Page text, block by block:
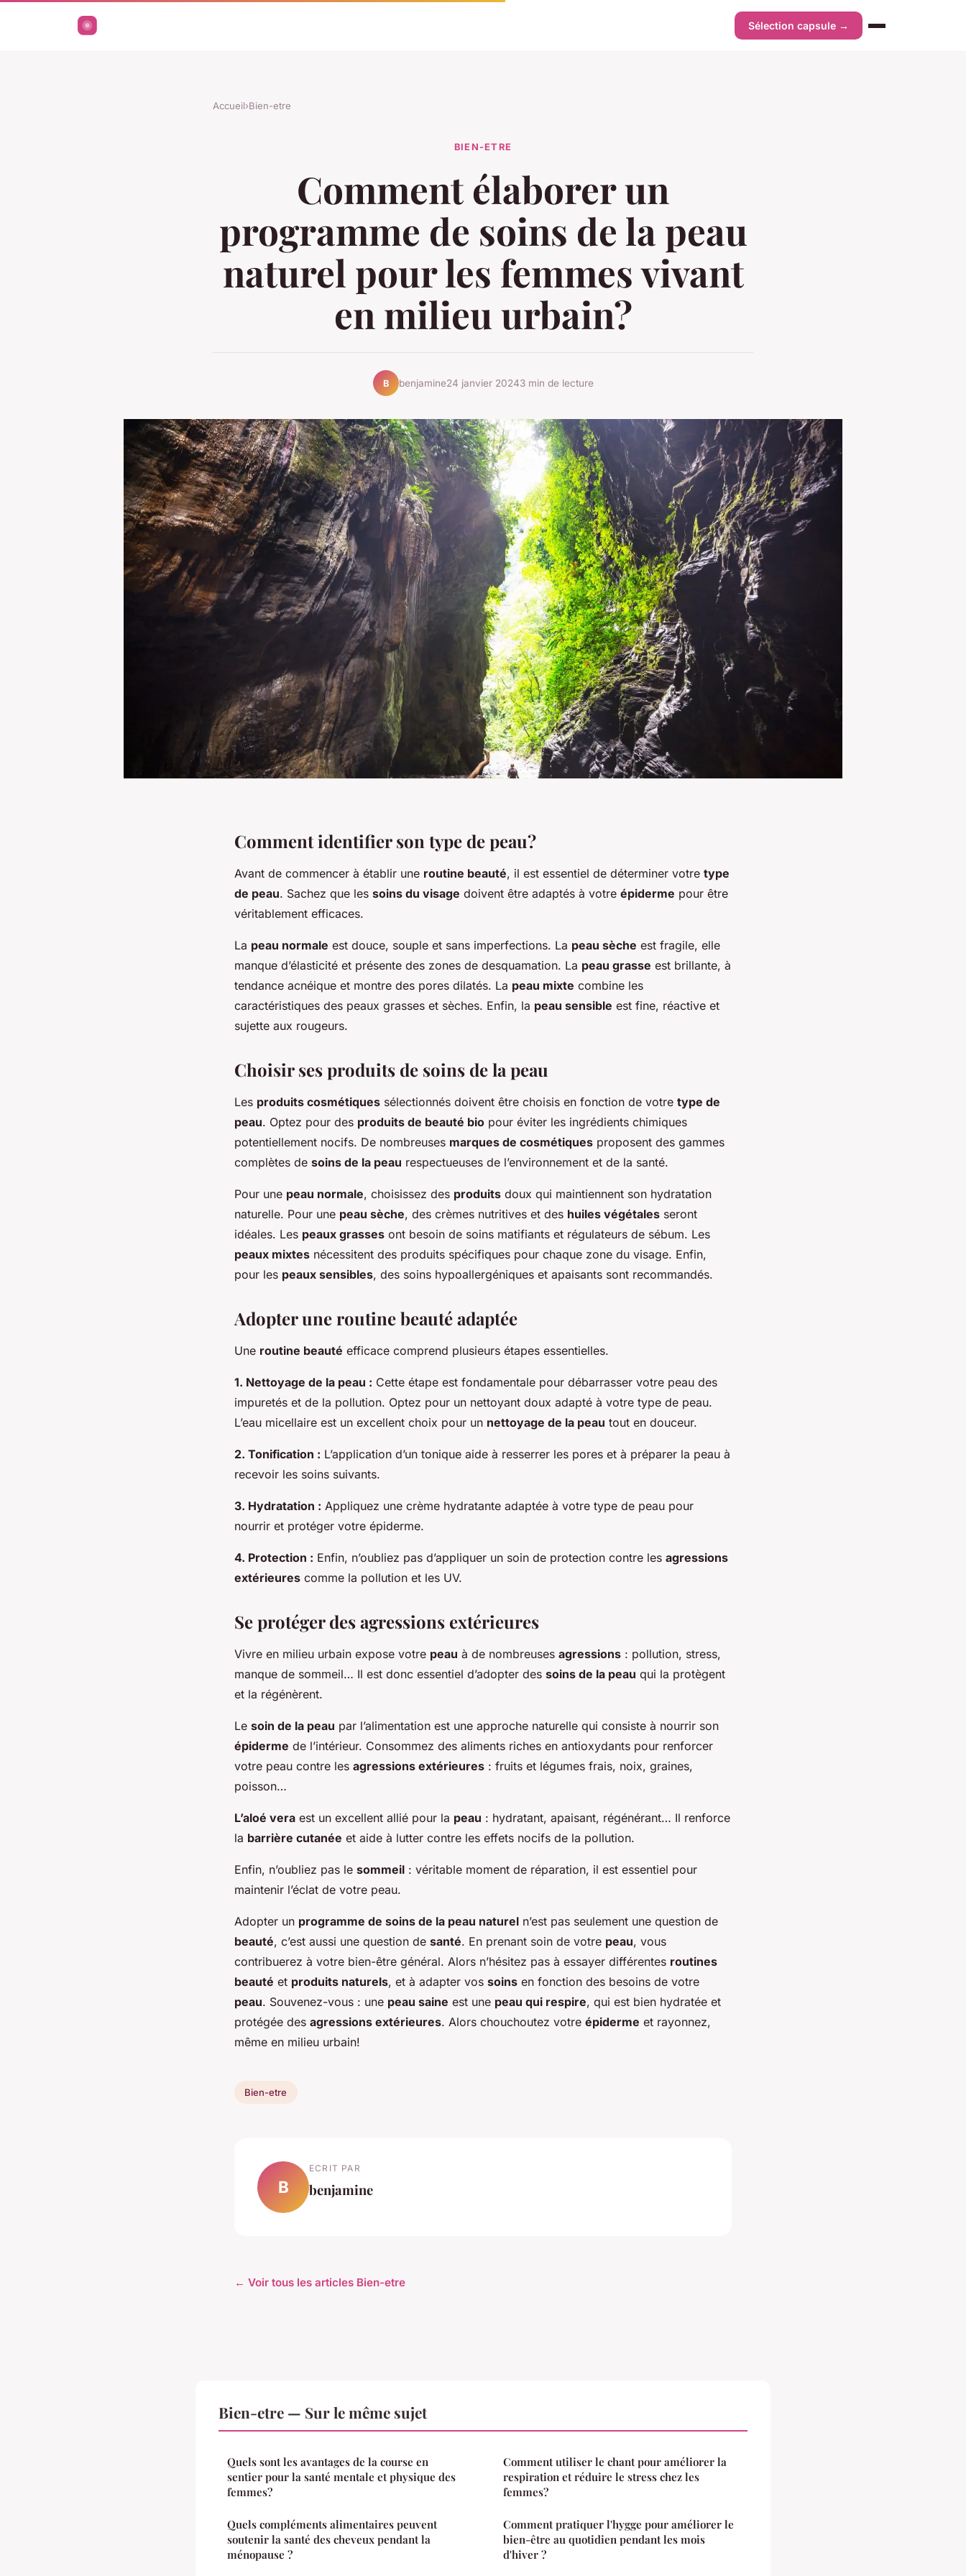
Sélection capsule →
Accueil›Bien-etre
BIEN-ETRE
Comment élaborer un
programme de soins de la peau
naturel pour les femmes vivant
en milieu urbain?
B benjamine24 janvier 20243 min de lecture
Comment identifier son type de peau?
Avant de commencer à établir une routine beauté, il est essentiel de déterminer votre type
de peau. Sachez que les soins du visage doivent être adaptés à votre épiderme pour être
véritablement efficaces.
La peau normale est douce, souple et sans imperfections. La peau sèche est fragile, elle
manque d’élasticité et présente des zones de desquamation. La peau grasse est brillante, à
tendance acnéique et montre des pores dilatés. La peau mixte combine les
caractéristiques des peaux grasses et sèches. Enfin, la peau sensible est fine, réactive et
sujette aux rougeurs.
Choisir ses produits de soins de la peau
Les produits cosmétiques sélectionnés doivent être choisis en fonction de votre type de
peau. Optez pour des produits de beauté bio pour éviter les ingrédients chimiques
potentiellement nocifs. De nombreuses marques de cosmétiques proposent des gammes
complètes de soins de la peau respectueuses de l’environnement et de la santé.
Pour une peau normale, choisissez des produits doux qui maintiennent son hydratation
naturelle. Pour une peau sèche, des crèmes nutritives et des huiles végétales seront
idéales. Les peaux grasses ont besoin de soins matifiants et régulateurs de sébum. Les
peaux mixtes nécessitent des produits spécifiques pour chaque zone du visage. Enfin,
pour les peaux sensibles, des soins hypoallergéniques et apaisants sont recommandés.
Adopter une routine beauté adaptée
Une routine beauté efficace comprend plusieurs étapes essentielles.
1. Nettoyage de la peau : Cette étape est fondamentale pour débarrasser votre peau des
impuretés et de la pollution. Optez pour un nettoyant doux adapté à votre type de peau.
L’eau micellaire est un excellent choix pour un nettoyage de la peau tout en douceur.
2. Tonification : L’application d’un tonique aide à resserrer les pores et à préparer la peau à
recevoir les soins suivants.
3. Hydratation : Appliquez une crème hydratante adaptée à votre type de peau pour
nourrir et protéger votre épiderme.
4. Protection : Enfin, n’oubliez pas d’appliquer un soin de protection contre les agressions
extérieures comme la pollution et les UV.
Se protéger des agressions extérieures
Vivre en milieu urbain expose votre peau à de nombreuses agressions : pollution, stress,
manque de sommeil… Il est donc essentiel d’adopter des soins de la peau qui la protègent
et la régénèrent.
Le soin de la peau par l’alimentation est une approche naturelle qui consiste à nourrir son
épiderme de l’intérieur. Consommez des aliments riches en antioxydants pour renforcer
votre peau contre les agressions extérieures : fruits et légumes frais, noix, graines,
poisson…
L’aloé vera est un excellent allié pour la peau : hydratant, apaisant, régénérant… Il renforce
la barrière cutanée et aide à lutter contre les effets nocifs de la pollution.
Enfin, n’oubliez pas le sommeil : véritable moment de réparation, il est essentiel pour
maintenir l’éclat de votre peau.
Adopter un programme de soins de la peau naturel n’est pas seulement une question de
beauté, c’est aussi une question de santé. En prenant soin de votre peau, vous
contribuerez à votre bien-être général. Alors n’hésitez pas à essayer différentes routines
beauté et produits naturels, et à adapter vos soins en fonction des besoins de votre
peau. Souvenez-vous : une peau saine est une peau qui respire, qui est bien hydratée et
protégée des agressions extérieures. Alors chouchoutez votre épiderme et rayonnez,
même en milieu urbain!
Bien-etre
B
ECRIT PAR
benjamine
← Voir tous les articles Bien-etre
Bien-etre — Sur le même sujet
Quels sont les avantages de la course en
sentier pour la santé mentale et physique des
femmes?
Quels compléments alimentaires peuvent
soutenir la santé des cheveux pendant la
ménopause ?
Comment utiliser le chant pour améliorer la
respiration et réduire le stress chez les
femmes?
Comment pratiquer l'hygge pour améliorer le
bien-être au quotidien pendant les mois
d'hiver ?